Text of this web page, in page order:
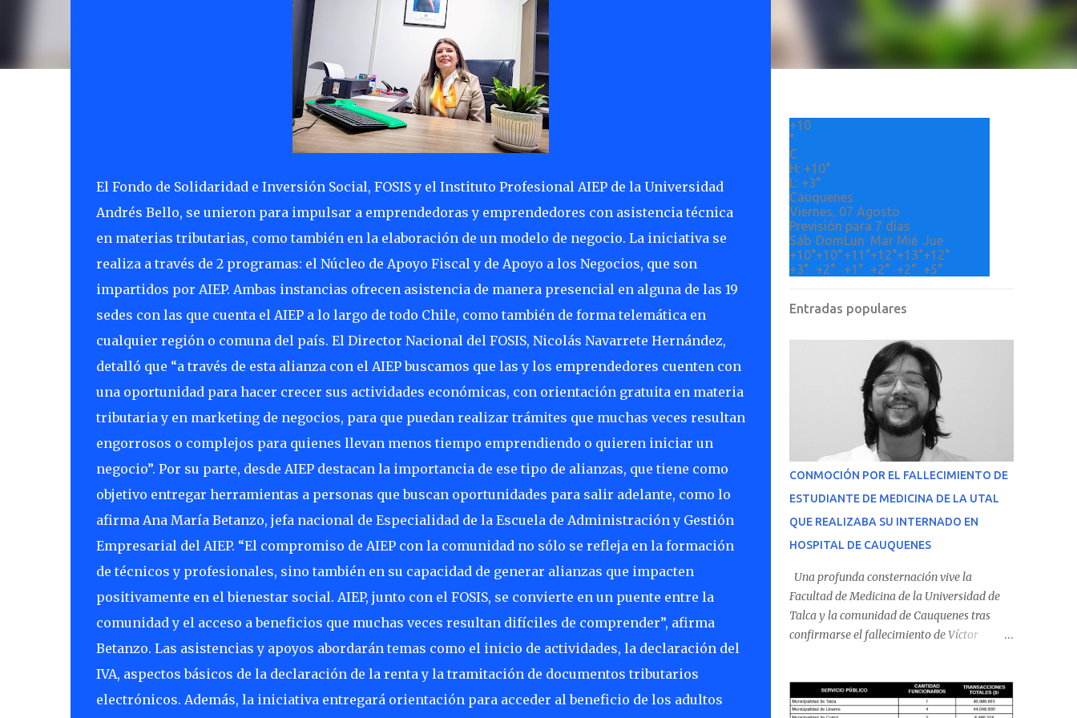
El Fondo de Solidaridad e Inversión Social, FOSIS y el Instituto Profesional AIEP de la Universidad
Andrés Bello, se unieron para impulsar a emprendedoras y emprendedores con asistencia técnica
en materias tributarias, como también en la elaboración de un modelo de negocio. La iniciativa se
realiza a través de 2 programas: el Núcleo de Apoyo Fiscal y de Apoyo a los Negocios, que son
impartidos por AIEP. Ambas instancias ofrecen asistencia de manera presencial en alguna de las 19
sedes con las que cuenta el AIEP a lo largo de todo Chile, como también de forma telemática en
cualquier región o comuna del país. El Director Nacional del FOSIS, Nicolás Navarrete Hernández,
detalló que “a través de esta alianza con el AIEP buscamos que las y los emprendedores cuenten con
una oportunidad para hacer crecer sus actividades económicas, con orientación gratuita en materia
tributaria y en marketing de negocios, para que puedan realizar trámites que muchas veces resultan
engorrosos o complejos para quienes llevan menos tiempo emprendiendo o quieren iniciar un
negocio”. Por su parte, desde AIEP destacan la importancia de ese tipo de alianzas, que tiene como
objetivo entregar herramientas a personas que buscan oportunidades para salir adelante, como lo
afirma Ana María Betanzo, jefa nacional de Especialidad de la Escuela de Administración y Gestión
Empresarial del AIEP. “El compromiso de AIEP con la comunidad no sólo se refleja en la formación
de técnicos y profesionales, sino también en su capacidad de generar alianzas que impacten
positivamente en el bienestar social. AIEP, junto con el FOSIS, se convierte en un puente entre la
comunidad y el acceso a beneficios que muchas veces resultan difíciles de comprender”, afirma
Betanzo. Las asistencias y apoyos abordarán temas como el inicio de actividades, la declaración del
IVA, aspectos básicos de la declaración de la renta y la tramitación de documentos tributarios
electrónicos. Además, la iniciativa entregará orientación para acceder al beneficio de los adultos
+10
°
C
H: +10°
L: +3°
Cauquenes
Viernes, 07 Agosto
Previsión para 7 días
Sáb DomLun Mar Mié Jue
+10°+10°+11°+12°+13°+12°
+3° +2° +1° +2° +2° +5°
Entradas populares
CONMOCIÓN POR EL FALLECIMIENTO DE
ESTUDIANTE DE MEDICINA DE LA UTAL
QUE REALIZABA SU INTERNADO EN
HOSPITAL DE CAUQUENES
Una profunda consternación vive la
Facultad de Medicina de la Universidad de
Talca y la comunidad de Cauquenes tras
confirmarse el fallecimiento de Víctor
Cauquenes. De acuerdo con los antecedentes
conocidos, el joven se presentó a cumplir su